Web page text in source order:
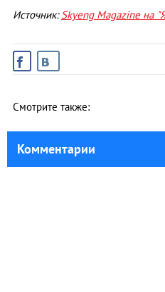
Источник:Skyeng Magazine на
Смотрите также:
Комментарии